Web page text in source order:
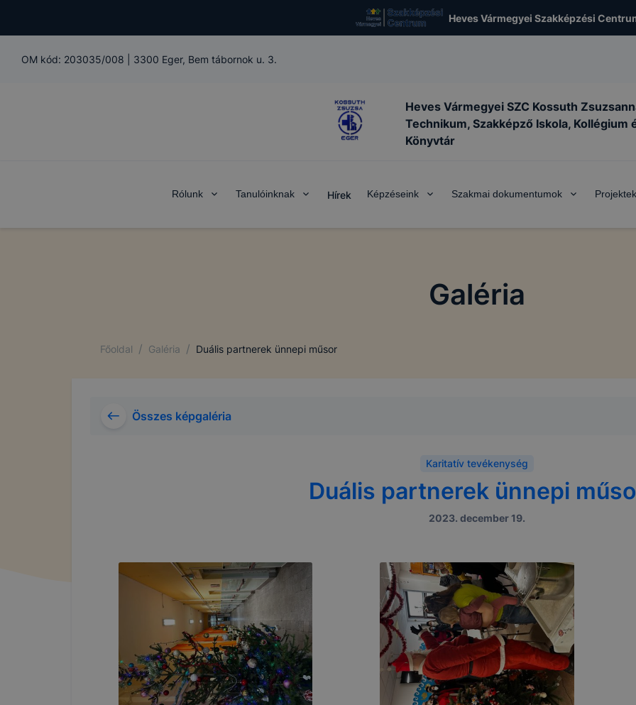
Heves Vármegyei Szakképzési
OM kód: 203035/008 3300 Eger, Bem tábornok u. 3.
Heves Vármegyei SZC Kossuth
Technikum, Szakképző Iskola, Kollégium
Könyvtár
Rólunk Tanulóinknak Hírek Képzéseink Szakmai dokumentumok Projektek
Galéria
Főoldal / Galéria / Duális partnerek ünnepi műsor
Összes képgaléria
Karitatív tevékenység
Duális partnerek ünnepi
2023. december 19.